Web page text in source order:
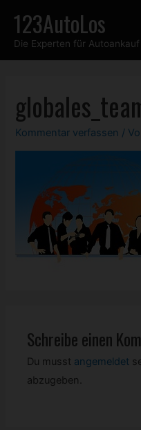
Inhalt
springen
123AutoLos
Die Experten für
Kommentar verfassen /
Schreibe einen
Du musst angemeldet
abzugeben.